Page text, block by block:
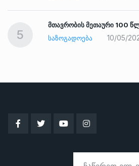
5
მთავრობის მეთაური 100
ᲡᲐᲖᲝᲒᲐᲓᲝᲔᲑᲐ
10/05/